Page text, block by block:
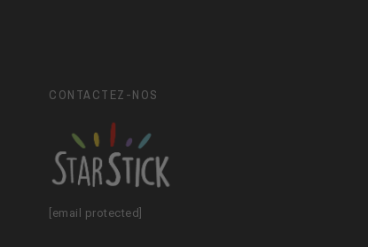
CONTACTEZ-NOS
[email protected]